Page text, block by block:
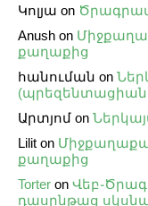
Կոլյա on
Anush on
քաղաքից
հանուման on
Արտյոմ on
Lilit on
քաղաքից
Torter on
դասընթաց